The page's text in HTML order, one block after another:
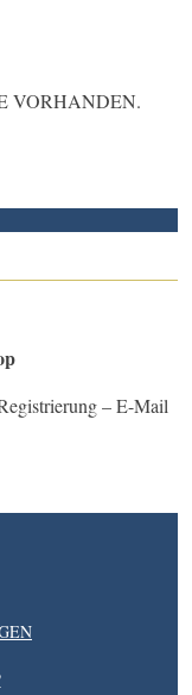
VORHANDEN.
– E-Mail